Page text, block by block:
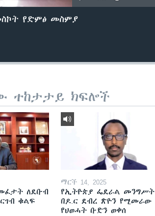
የድምፅ መስምያ
ተከታታይ ክፍሎች
ለደቡብ
ቁልፍ
ማርች 14, 2025
የኢትዮጵያ ፌደራል መንግሥት
በዶ.ር ደብረ ጽዮን የሚመራው
የህወሓት ቡድን ወቀሰ